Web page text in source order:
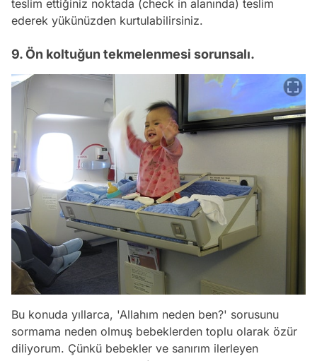
teslim ettiğiniz noktada (check in alanında) teslim
ederek yükünüzden kurtulabilirsiniz.
9. Ön koltuğun tekmelenmesi sorunsalı.
Bu konuda yıllarca, 'Allahım neden ben?' sorusunu
sormama neden olmuş bebeklerden toplu olarak özür
diliyorum. Çünkü bebekler ve sanırım ilerleyen